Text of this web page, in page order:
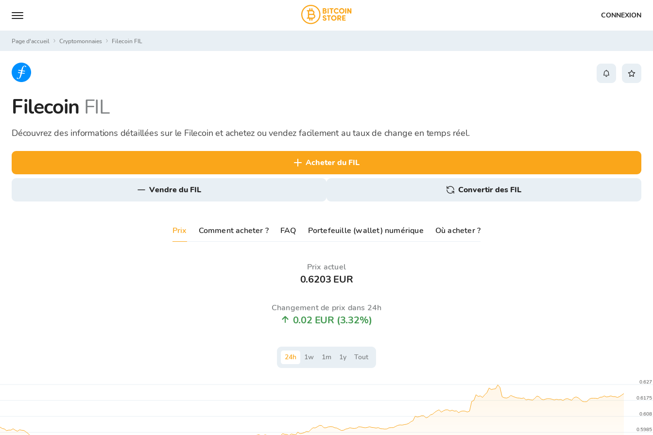
CONNEXION
Page d'accueil Cryptomonnaies Filecoin FIL
Filecoin FIL
Découvrez des informations détaillées sur le Filecoin et achetez ou vendez facilement au taux de change en temps réel.
acheter du FIL
vendre du FIL Convertir des FIL
Prix Comment acheter ? FAQ Portefeuille (wallet) numérique Où acheter ?
Prix ​​actuel
0.6203 EUR
Changement de prix dans 24h
0.02 EUR (3.32%)
24h 1w 1m 1y Tout
0.5985
0.608
0.6175
0.627